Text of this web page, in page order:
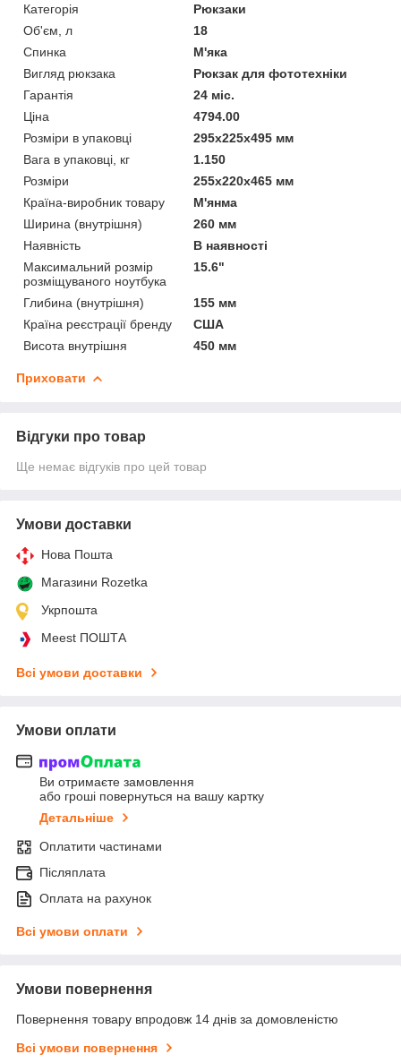
Категорія
Рюкзаки
Об'єм, л
18
Спинка
М'яка
Вигляд рюкзака
Рюкзак для фототехніки
Гарантія
24 міс.
Ціна
4794.00
Розміри в упаковці
295х225х495 мм
Вага в упаковці, кг
1.150
Розміри
255х220х465 мм
Країна-виробник товару
М'янма
Ширина (внутрішня)
260 мм
Наявність
В наявності
Максимальний розмір
розміщуваного ноутбука
15.6"
Глибина (внутрішня)
155 мм
Країна реєстрації бренду
США
Висота внутрішня
450 мм
Приховати
Відгуки про товар
Ще немає відгуків про цей товар
Умови доставки
Нова Пошта
Магазини Rozetka
Укрпошта
Meest ПОШТА
Всі умови доставки
Умови оплати
Ви отримаєте замовлення
або гроші повернуться на вашу картку
Детальніше
Оплатити частинами
Післяплата
Оплата на рахунок
Всі умови оплати
Умови повернення
Повернення товару впродовж 14 днів за домовленістю
Всі умови повернення